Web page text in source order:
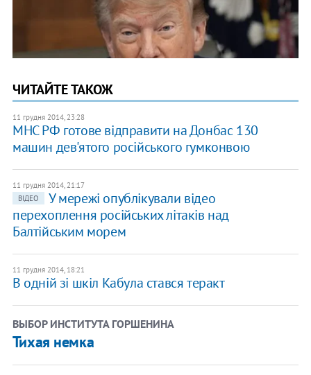
ЧИТАЙТЕ ТАКОЖ
11 грудня 2014, 23:28
МНС РФ готове відправити на Донбас 130
машин дев'ятого російського гумконвою
11 грудня 2014, 21:17
ВІДЕО
У мережі опублікували відео
перехоплення російських літаків над
Балтійським морем
11 грудня 2014, 18:21
В одній зі шкіл Кабула стався теракт
ВЫБОР ИНСТИТУТА ГОРШЕНИНА
Тихая немка